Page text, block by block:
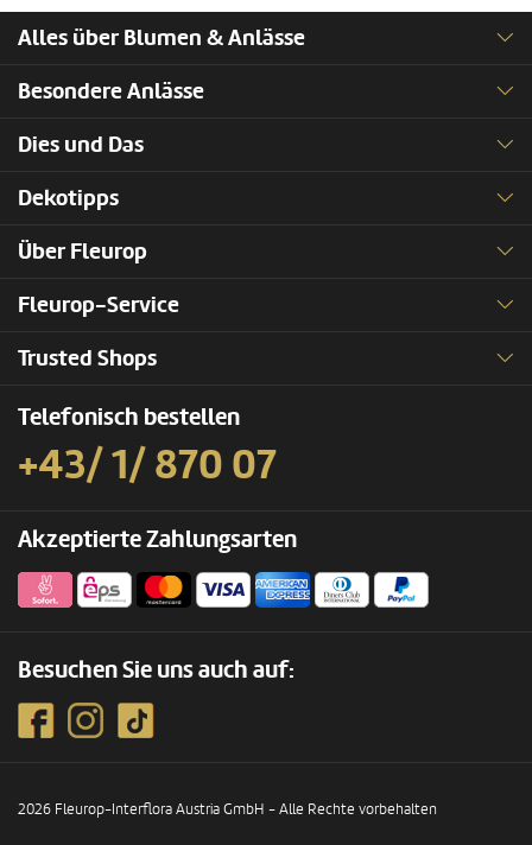
Alles über Blumen & Anlässe
Besondere Anlässe
Dies und Das
Dekotipps
Über Fleurop
Fleurop-Service
Trusted Shops
Telefonisch bestellen
+43/ 1/ 870 07
Akzeptierte Zahlungsarten
Besuchen Sie uns auch auf:
2026 Fleurop-Interflora Austria GmbH - Alle Rechte vorbehalten